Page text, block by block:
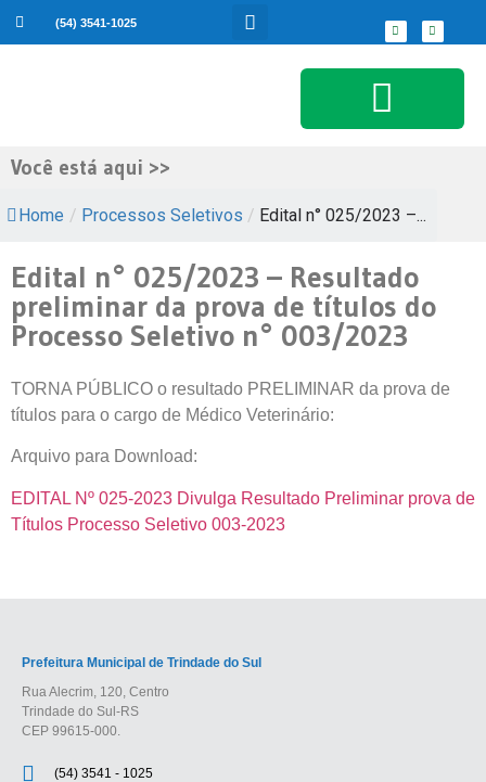
(54) 3541-1025
Você está aqui >>
Home / Processos Seletivos / Edital n° 025/2023 –...
Edital n° 025/2023 – Resultado
preliminar da prova de títulos do
Processo Seletivo n° 003/2023
TORNA PÚBLICO o resultado PRELIMINAR da prova de
títulos para o cargo de Médico Veterinário:
Arquivo para Download:
EDITAL Nº 025-2023 Divulga Resultado Preliminar prova de
Títulos Processo Seletivo 003-2023
Prefeitura Municipal de Trindade do Sul
Rua Alecrim, 120, Centro
Trindade do Sul-RS
CEP 99615-000.
(54) 3541 - 1025